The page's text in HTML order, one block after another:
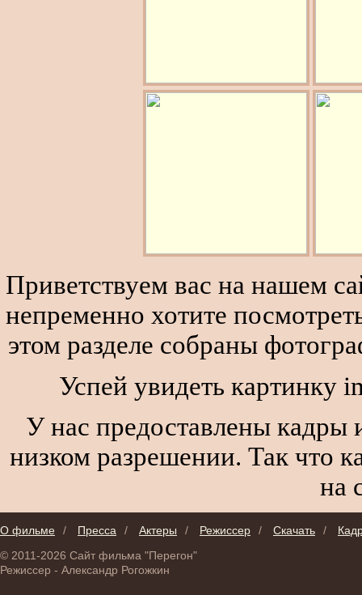
Приветствуем вас на нашем
непременно хотите
этом разделе собраны
Успей увидеть картинку
У нас предоставлены кадры
низком разрешении. Так что
на
О фильме / Пресса / Актеры / Режиссер / Скачать /
© 2011-2026 Сайт фильма "Перегон"
Режиссер - Александр Рогожкин